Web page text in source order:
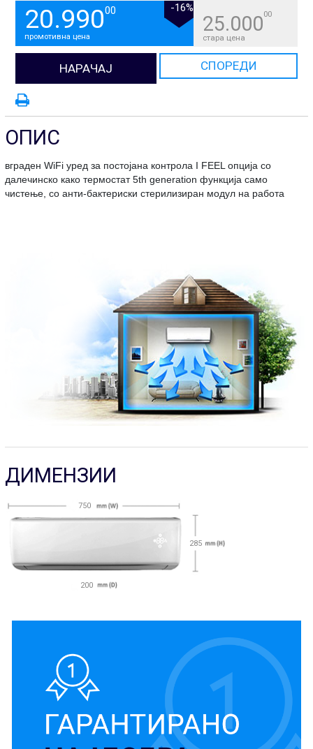
20.99000 -16%
промотивна цена
25.00000
стара цена
НАРАЧАЈ СПОРЕДИ
ОПИС
вграден WiFi уред за постојана контрола I FEEL опција со
далечинско како термостат 5th generation функција само
чистење, со анти-бактериски стерилизиран модул на работа
ДИМЕНЗИИ
750
285
200